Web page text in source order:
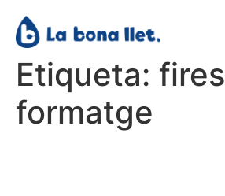
Etiqueta: fires
formatge